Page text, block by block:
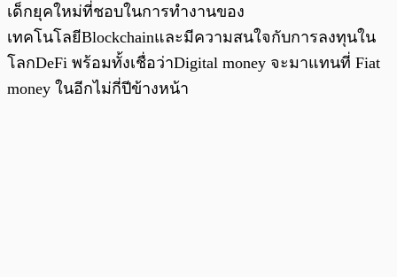
เด็กยุคใหม่ที่ชอบในการทำงานของ
เทคโนโลยีBlockchainและมีความสนใจกับการลงทุนใน
โลกDeFi พร้อมทั้งเชื่อว่าDigital money จะมาแทนที่ Fiat
money ในอีกไม่กี่ปีข้างหน้า